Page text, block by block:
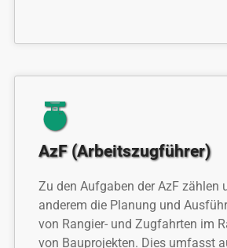
AzF (Arbeitszugführer)
Zu den Aufgaben der AzF zählen
anderem die Planung und
von Rangier- und Zugfahrten im
von Bauprojekten. Dies umfasst